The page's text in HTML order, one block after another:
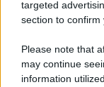
targeted
section to confirm
Please note that
may continue
information
Se il budget
le mete di
Lo sapevi